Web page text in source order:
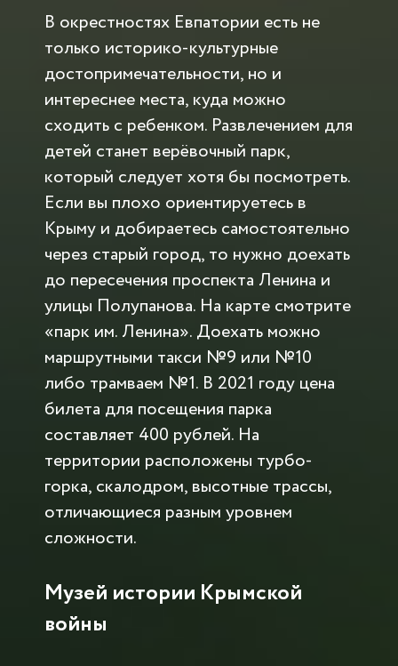
В окрестностях Евпатории есть не
только историко-культурные
достопримечательности, но и
интереснее места, куда можно
сходить с ребенком. Развлечением для
детей станет верёвочный парк,
который следует хотя бы посмотреть.
Если вы плохо ориентируетесь в
Крыму и добираетесь самостоятельно
через старый город, то нужно доехать
до пересечения проспекта Ленина и
улицы Полупанова. На карте смотрите
«парк им. Ленина». Доехать можно
маршрутными такси №9 или №10
либо трамваем №1. В 2021 году цена
билета для посещения парка
составляет 400 рублей. На
территории расположены турбо-
горка, скалодром, высотные трассы,
отличающиеся разным уровнем
сложности.
Музей истории Крымской
войны